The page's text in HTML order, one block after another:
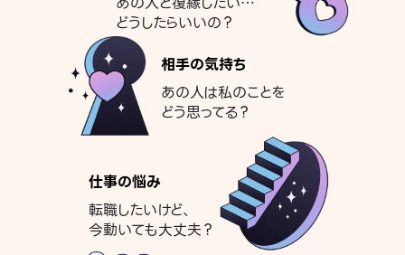
どうしたらいいの？
相手の気持ち
あの人は私のことを
どう思ってる？
仕事の悩み
転職したいけど、
今動いても大丈夫？